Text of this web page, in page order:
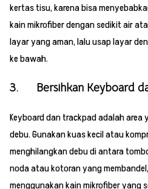
kertas tisu, karena bisa
kain mikrofiber dengan sedikit air
layar yang aman, lalu usap layar
ke bawah.
3. Bersihkan Keyboard
Keyboard dan trackpad adalah
debu. Gunakan kuas kecil atau
menghilangkan debu di antara
noda atau kotoran yang
menggunakan kain mikrofiber yang